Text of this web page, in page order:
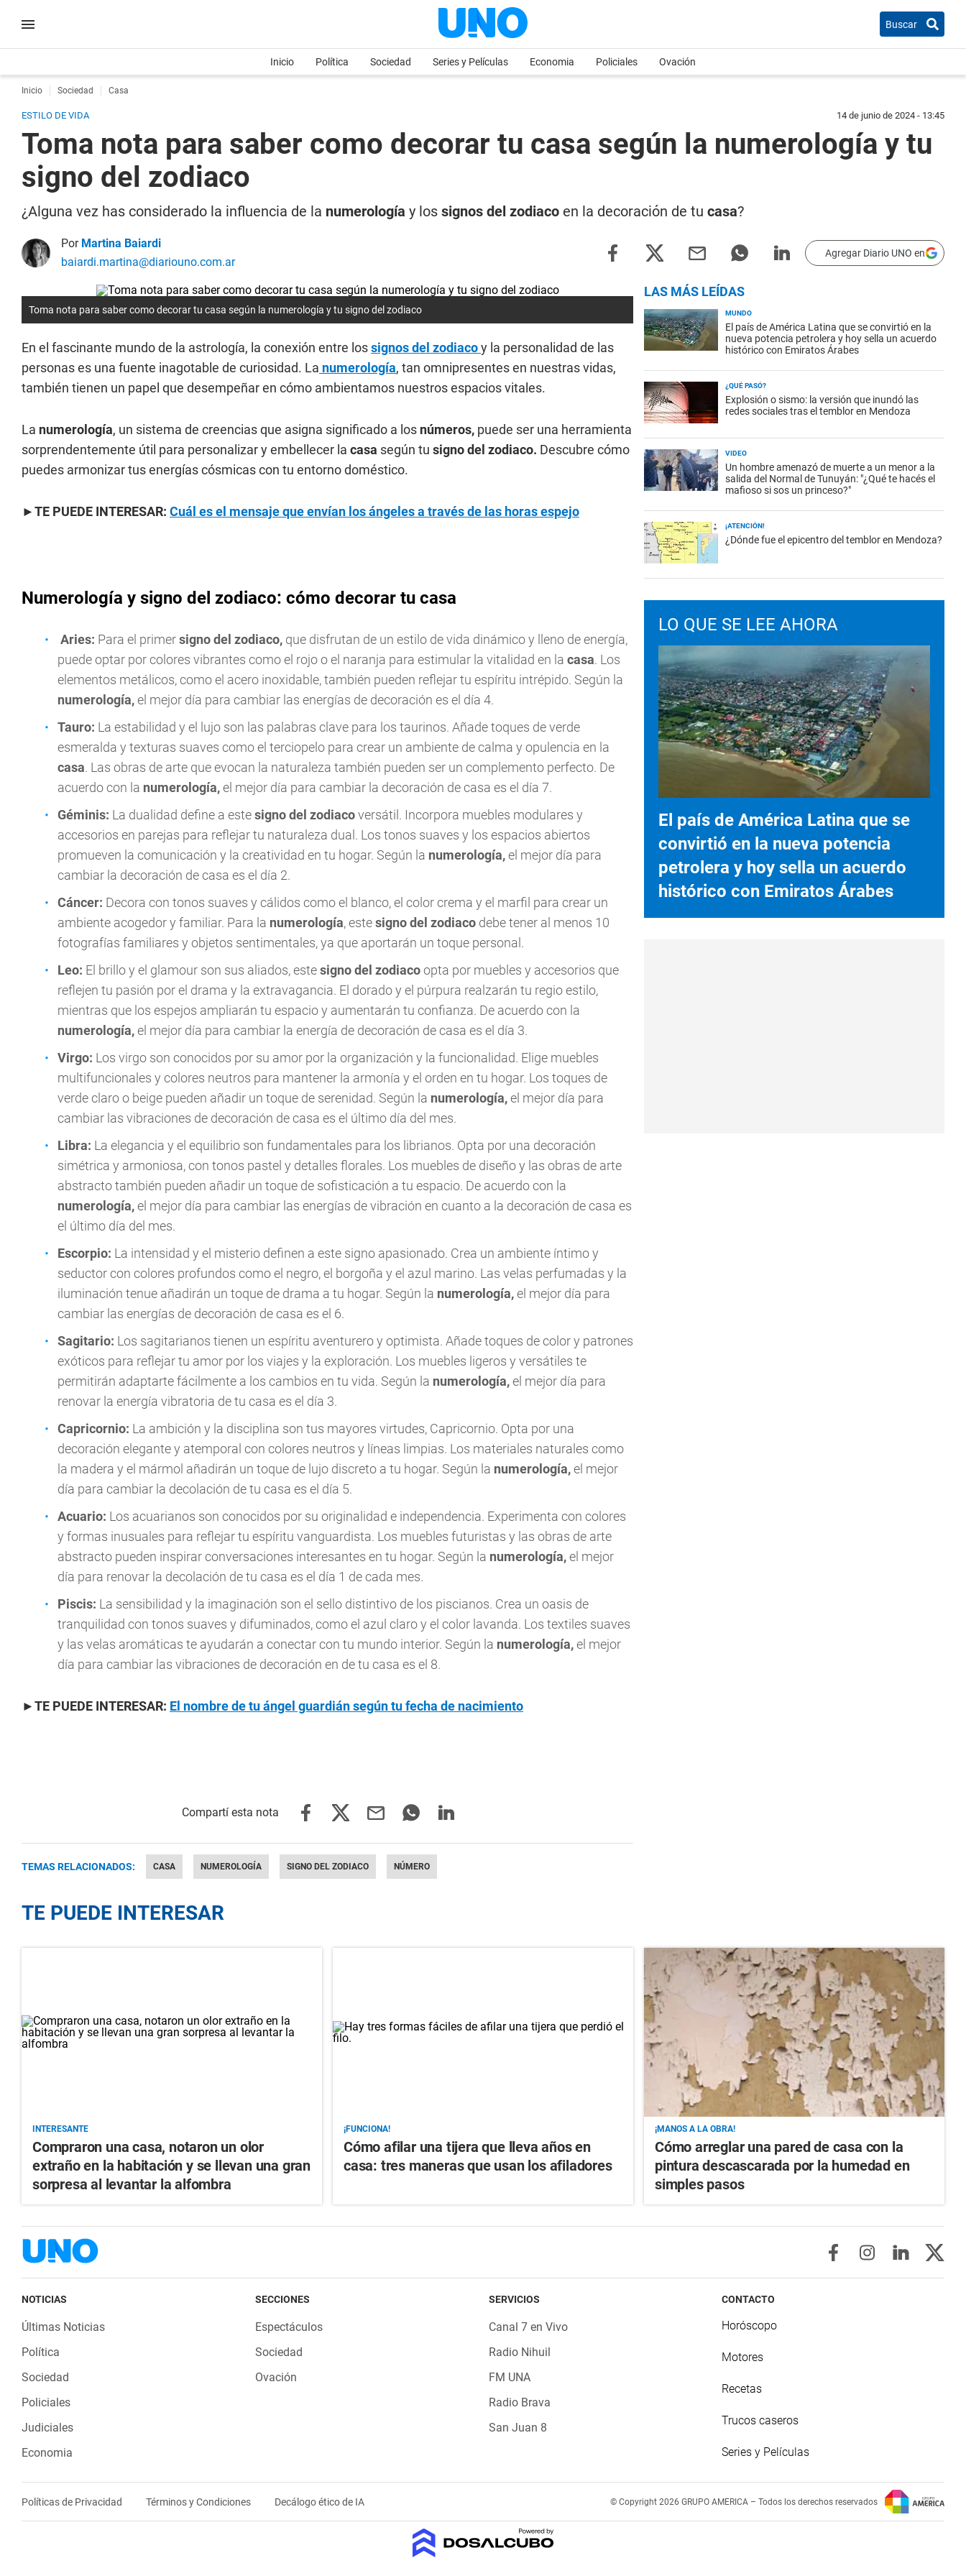
Buscar
Inicio Política Sociedad Series y Películas Economia Policiales Ovación
Inicio Sociedad Casa
ESTILO DE VIDA 14 de junio de 2024 - 13:45
Toma nota para saber como decorar tu casa según la numerología y tu
signo del zodiaco
¿Alguna vez has considerado la influencia de la numerología y los signos del zodiaco en la decoración de tu casa?
Por Martina Baiardi
baiardi.martina@diariouno.com.ar
Agregar Diario UNO en
Toma nota para saber como decorar tu casa según la numerología y tu signo del zodiaco
En el fascinante mundo de la astrología, la conexión entre lossignos del zodiacoy la personalidad de las
personas es una fuente inagotable de curiosidad. La numerología, tan omnipresentes en nuestras vidas,
también tienen un papel que desempeñar en cómo ambientamos nuestros espacios vitales.
La numerología, un sistema de creencias que asigna significado a los números, puede ser una herramienta
sorprendentemente útil para personalizar y embellecer la casa según tu signo del zodiaco. Descubre cómo
puedes armonizar tus energías cósmicas con tu entorno doméstico.
►TE PUEDE INTERESAR: Cuál es el mensaje que envían los ángeles a través de las horas espejo
Numerología y signo del zodiaco: cómo decorar tu casa
Aries: Para el primersigno del zodiaco, que disfrutan de un estilo de vida dinámico y lleno de energía,
puede optar por colores vibrantes como el rojo o el naranja para estimular la vitalidad en la casa. Los
elementos metálicos, como el acero inoxidable, también pueden reflejar tu espíritu intrépido. Según la
numerología,el mejor día para cambiar las energías de decoración es el día 4.
Tauro: La estabilidad y el lujo son las palabras clave para los taurinos. Añade toques de verde
esmeralda y texturas suaves como el terciopelo para crear un ambiente de calma y opulencia en la
casa. Las obras de arte que evocan la naturaleza también pueden ser un complemento perfecto. De
acuerdo con la numerología,el mejor día para cambiar la decoración de casa es el día 7.
Géminis: La dualidad define a estesigno del zodiacoversátil. Incorpora muebles modulares y
accesorios en parejas para reflejar tu naturaleza dual. Los tonos suaves y los espacios abiertos
promueven la comunicación y la creatividad en tu hogar. Según la numerología,el mejor día para
cambiar la decoración de casa es el día 2.
Cáncer: Decora con tonos suaves y cálidos como el blanco, el color crema y el marfil para crear un
ambiente acogedor y familiar. Para la numerología, estesigno del zodiaco debe tener al menos 10
fotografías familiares y objetos sentimentales, ya que aportarán un toque personal.
Leo: El brillo y el glamour son sus aliados, estesigno del zodiacoopta por muebles y accesorios que
reflejen tu pasión por el drama y la extravagancia. El dorado y el púrpura realzarán tu regio estilo,
mientras que los espejos ampliarán tu espacio y aumentarán tu confianza. De acuerdo con la
numerología,el mejor día para cambiar la energía de decoración de casa es el día 3.
Virgo: Los virgo son conocidos por su amor por la organización y la funcionalidad. Elige muebles
multifuncionales y colores neutros para mantener la armonía y el orden en tu hogar. Los toques de
verde claro o beige pueden añadir un toque de serenidad. Según la numerología,el mejor día para
cambiar las vibraciones de decoración de casa es el último día del mes.
Libra: La elegancia y el equilibrio son fundamentales para los librianos. Opta por una decoración
simétrica y armoniosa, con tonos pastel y detalles florales. Los muebles de diseño y las obras de arte
abstracto también pueden añadir un toque de sofisticación a tu espacio. De acuerdo con la
numerología,el mejor día para cambiar las energías de vibración en cuanto a la decoración de casa es
el último día del mes.
Escorpio: La intensidad y el misterio definen a este signo apasionado. Crea un ambiente íntimo y
seductor con colores profundos como el negro, el borgoña y el azul marino. Las velas perfumadas y la
iluminación tenue añadirán un toque de drama a tu hogar. Según la numerología,el mejor día para
cambiar las energías de decoración de casa es el 6.
Sagitario: Los sagitarianos tienen un espíritu aventurero y optimista. Añade toques de color y patrones
exóticos para reflejar tu amor por los viajes y la exploración. Los muebles ligeros y versátiles te
permitirán adaptarte fácilmente a los cambios en tu vida. Según la numerología,el mejor día para
renovar la energía vibratoria de tu casa es el día 3.
Capricornio: La ambición y la disciplina son tus mayores virtudes, Capricornio. Opta por una
decoración elegante y atemporal con colores neutros y líneas limpias. Los materiales naturales como
la madera y el mármol añadirán un toque de lujo discreto a tu hogar. Según la numerología,el mejor
día para cambiar la decolación de tu casa es el día 5.
Acuario: Los acuarianos son conocidos por su originalidad e independencia. Experimenta con colores
y formas inusuales para reflejar tu espíritu vanguardista. Los muebles futuristas y las obras de arte
abstracto pueden inspirar conversaciones interesantes en tu hogar. Según la numerología,el mejor
día para renovar la decolación de tu casa es el día 1 de cada mes.
Piscis: La sensibilidad y la imaginación son el sello distintivo de los piscianos. Crea un oasis de
tranquilidad con tonos suaves y difuminados, como el azul claro y el color lavanda. Los textiles suaves
y las velas aromáticas te ayudarán a conectar con tu mundo interior. Según la numerología,el mejor
día para cambiar las vibraciones de decoración en de tu casa es el 8.
►TE PUEDE INTERESAR: El nombre de tu ángel guardián según tu fecha de nacimiento
TEMAS RELACIONADOS: CASA NUMEROLOGÍA SIGNO DEL ZODIACO NÚMERO
LAS MÁS LEÍDAS
MUNDO
El país de América Latina que se convirtió en la
nueva potencia petrolera y hoy sella un acuerdo
histórico con Emiratos Árabes
¿QUÉ PASÓ?
Explosión o sismo: la versión que inundó las
redes sociales tras el temblor en Mendoza
VIDEO
Un hombre amenazó de muerte a un menor a la
salida del Normal de Tunuyán: "¿Qué te hacés el
mafioso si sos un princeso?"
¡ATENCIÓN!
¿Dónde fue el epicentro del temblor en Mendoza?
LO QUE SE LEE AHORA
El país de América Latina que se
convirtió en la nueva potencia
petrolera y hoy sella un acuerdo
histórico con Emiratos Árabes
TE PUEDE INTERESAR
INTERESANTE
Compraron una casa, notaron un olor
extraño en la habitación y se llevan una gran
sorpresa al levantar la alfombra
¡FUNCIONA!
Cómo afilar una tijera que lleva años en
casa: tres maneras que usan los afiladores
¡MANOS A LA OBRA!
Cómo arreglar una pared de casa con la
pintura descascarada por la humedad en
simples pasos
NOTICIAS
Últimas Noticias
Política
Sociedad
Policiales
Judiciales
Economia
SECCIONES
Espectáculos
Sociedad
Ovación
SERVICIOS
Canal 7 en Vivo
Radio Nihuil
FM UNA
Radio Brava
San Juan 8
CONTACTO
Horóscopo
Motores
Recetas
Trucos caseros
Series y Películas
Políticas de Privacidad Términos y Condiciones Decálogo ético de IA © Copyright 2026 GRUPO AMERICA – Todos los derechos reservados